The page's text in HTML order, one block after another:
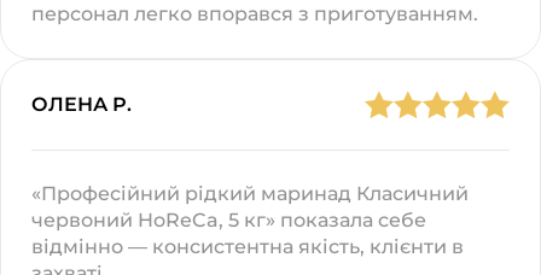
персонал легко впорався з приготуванням.
ОЛЕНА Р.
«Професійний рідкий маринад Класичний
червоний HoReCa, 5 кг» показала себе
відмінно — консистентна якість, клієнти в